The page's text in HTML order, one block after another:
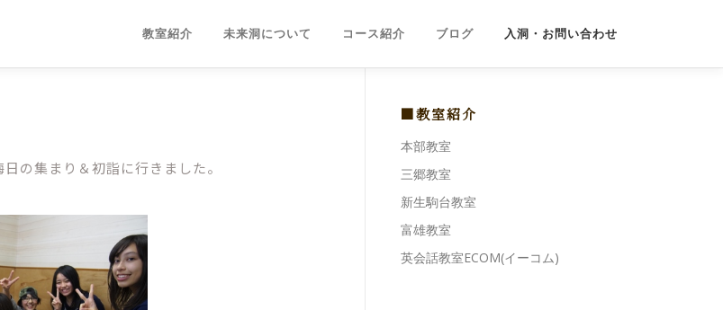
教室紹介 未来洞について コース紹介 ブログ 入洞・お問い合わせ
の集まり＆初詣に行きました。
■教室紹介
本部教室
三郷教室
新生駒台教室
富雄教室
英会話教室ECOM(イーコム)